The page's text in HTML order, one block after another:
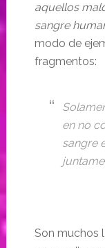
aquellos
sangre
modo de
fragmentos:
en no
sangre
Son muchos